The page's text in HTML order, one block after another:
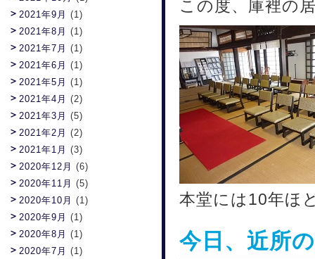
この度、庫裡の
本堂には10年ほ
今日、近所
2021年9月 (1)
2021年8月 (1)
2021年7月 (1)
2021年6月 (1)
2021年5月 (1)
2021年4月 (2)
2021年3月 (5)
2021年2月 (2)
2021年1月 (3)
2020年12月 (6)
2020年11月 (5)
2020年10月 (1)
2020年9月 (1)
2020年8月 (1)
2020年7月 (1)